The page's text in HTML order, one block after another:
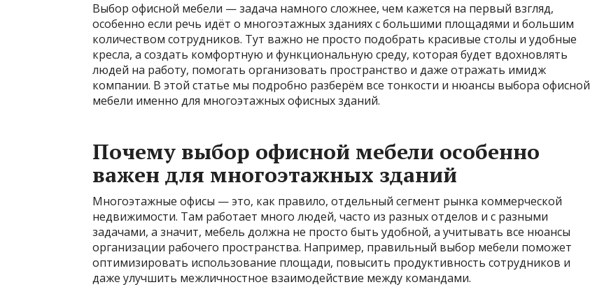
Выбор офисной мебели — задача намного сложнее, чем кажется на первый взгляд,
особенно если речь идёт о многоэтажных зданиях с большими площадями и большим
количеством сотрудников. Тут важно не просто подобрать красивые столы и удобные
кресла, а создать комфортную и функциональную среду, которая будет вдохновлять
людей на работу, помогать организовать пространство и даже отражать имидж
компании. В этой статье мы подробно разберём все тонкости и нюансы выбора офисной
мебели именно для многоэтажных офисных зданий.
Почему выбор офисной мебели особенно
важен для многоэтажных зданий
Многоэтажные офисы — это, как правило, отдельный сегмент рынка коммерческой
недвижимости. Там работает много людей, часто из разных отделов и с разными
задачами, а значит, мебель должна не просто быть удобной, а учитывать все нюансы
организации рабочего пространства. Например, правильный выбор мебели поможет
оптимизировать использование площади, повысить продуктивность сотрудников и
даже улучшить межличностное взаимодействие между командами.